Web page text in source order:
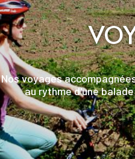
Nos voyages
au rythme d'une